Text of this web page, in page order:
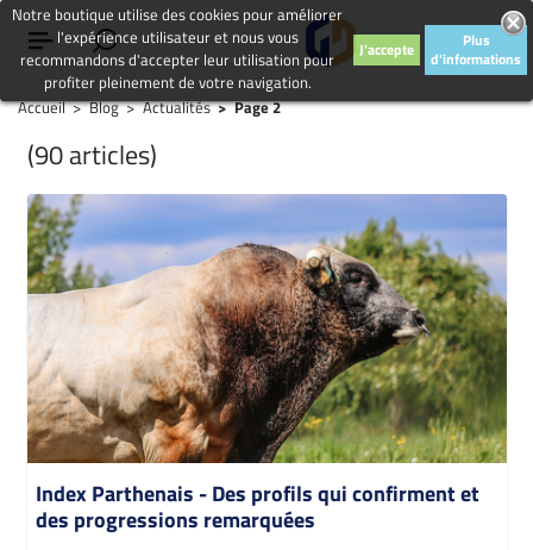
Accueil Blog Actualités Page 2
(90 articles)
Index Parthenais - Des profils qui confirment et
des progressions remarquées
Notre boutique utilise des cookies pour améliorer
l'expérience utilisateur et nous vous
recommandons d'accepter leur utilisation pour
profiter pleinement de votre navigation.
J'accepte
Plus
d'informations